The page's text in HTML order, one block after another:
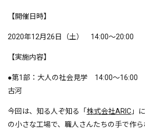
【開催日時】
2020年12月26日（土） 14:00～20:00
【実施内容】
●第1部：大人の社会見学 14:00～16:00
古河
今回は、知る人ぞ知る「 株式会社ARIC 」
の小さな工場で、職人さんたちの手で作